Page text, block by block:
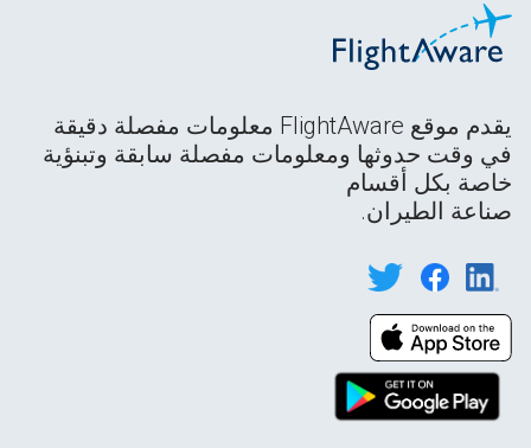
يقدم موقع FlightAware معلومات مفصلة دقيقة
في وقت حدوثها ومعلومات مفصلة سابقة وتبنؤية
خاصة بكل أقسام
صناعة الطيران.